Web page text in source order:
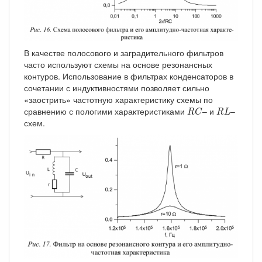
В качестве полосового и заградительного фильтров
часто используют схемы на основе резонансных
контуров. Использование в фильтрах конденсаторов в
сочетании с индуктивностями позволяет сильно
«заострить» частотную характеристику схемы по
сравнению с пологими характеристиками RC
RC– и RL
RL–
схем.